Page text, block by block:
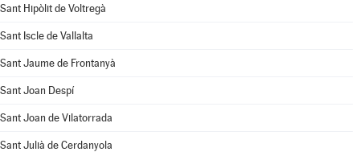
Sant Hipòlit de Voltregà
Sant Iscle de Vallalta
Sant Jaume de Frontanyà
Sant Joan Despí
Sant Joan de Vilatorrada
Sant Julià de Cerdanyola